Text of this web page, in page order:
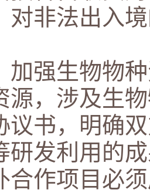
对非法出入
生物物种
源，涉及生
议书，明确
研发利用的
合作项目必